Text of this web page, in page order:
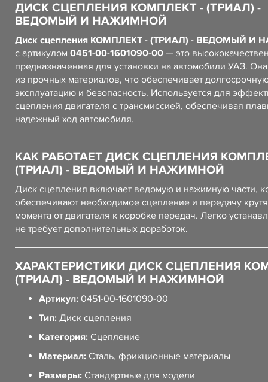
ДИСК СЦЕПЛЕНИЯ КОМПЛЕКТ - (ТРИАЛ) -
ВЕДОМЫЙ И НАЖИМНОЙ
Диск сцепления КОМПЛЕКТ - (ТРИАЛ) - ВЕДОМЫЙ
с артикулом 0451-00-1601090-00 — это
предназначенная для установки на автомобили УАЗ.
из прочных материалов, что обеспечивает
эксплуатацию и безопасность. Используется для
сцепления двигателя с трансмиссией, обеспечивая
надежный ход автомобиля.
КАК РАБОТАЕТ ДИСК СЦЕПЛЕНИЯ
(ТРИАЛ) - ВЕДОМЫЙ И НАЖИМНОЙ
Диск сцепления включает ведомую и нажимную части,
обеспечивают необходимое сцепление и передачу
момента от двигателя к коробке передач. Легко
не требует дополнительных доработок.
ХАРАКТЕРИСТИКИ ДИСК СЦЕПЛЕНИЯ
(ТРИАЛ) - ВЕДОМЫЙ И НАЖИМНОЙ
Артикул: 0451-00-1601090-00
Тип: Диск сцепления
Категория: Сцепление
Материал: Сталь, фрикционные материалы
Размеры: Стандартные для модели